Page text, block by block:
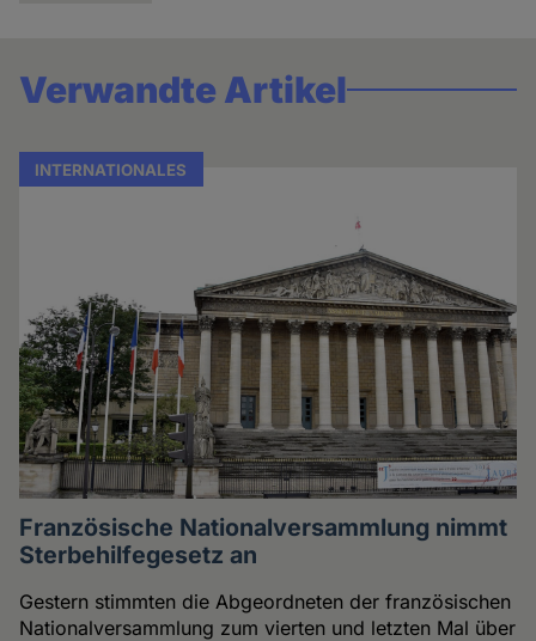
Verwandte Artikel
INTERNATIONALES
Französische Nationalversammlung nimmt
Sterbehilfegesetz an
Gestern stimmten die Abgeordneten der französischen
Nationalversammlung zum vierten und letzten Mal über